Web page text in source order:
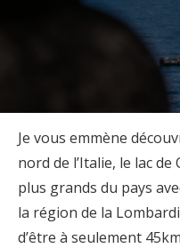
Je vous emmène
nord de l’Italie, le lac de
plus grands du pays
la région de la
d’être à seulement